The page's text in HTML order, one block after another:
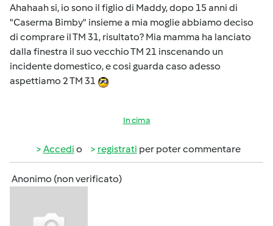
Ahahaah si, io sono il figlio di Maddy, dopo 15 anni di
"Caserma Bimby" insieme a mia moglie abbiamo deciso
di comprare il TM 31, risultato? Mia mamma ha lanciato
dalla finestra il suo vecchio TM 21 inscenando un
incidente domestico, e cosi guarda caso adesso
aspettiamo 2 TM 31
In cima
Accedi o registrati per poter commentare
Anonimo (non verificato)